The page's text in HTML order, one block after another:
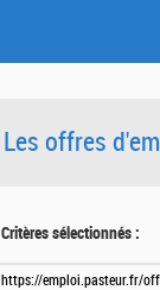
Les offres
Critères sélectionnés :
https://emploi.pasteur.fr/